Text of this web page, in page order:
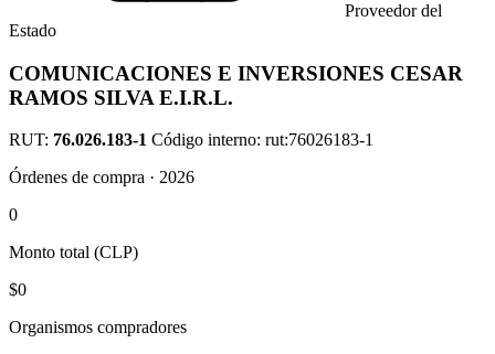
Proveedor del
Estado
COMUNICACIONES E INVERSIONES CESAR
RAMOS SILVA E.I.R.L.
RUT: 76.026.183-1 Código interno: rut:76026183-1
Órdenes de compra · 2026
0
Monto total (CLP)
$0
Organismos compradores